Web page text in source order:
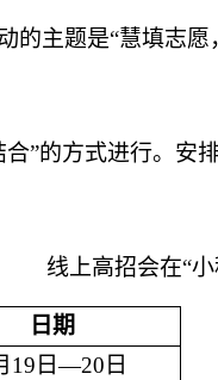
的主题是“慧填志愿
合”的方式进行。安
线上高招会在“
日期
19 日—20 日